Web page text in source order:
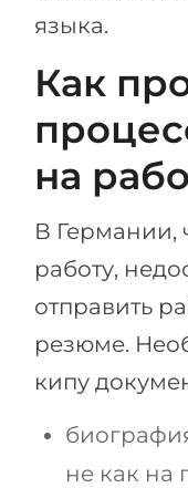
языка.
Как
на
В Германии,
работу,
отправить
резюме.
кипу
не как на